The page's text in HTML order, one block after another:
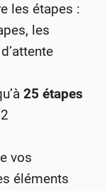
les étapes :
les
25 étapes
vos
éléments